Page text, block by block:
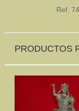
Ref.
PRODUCTOS